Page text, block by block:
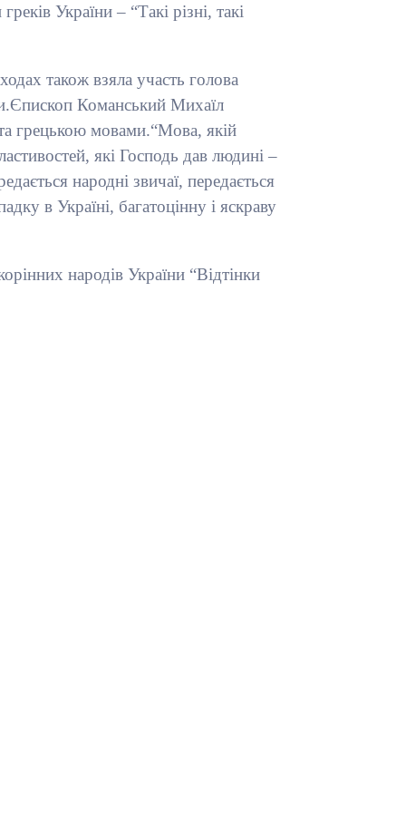
України – “Такі різні, такі
також взяла участь голова
Команський Михаїл
грецькою мовами.“Мова, якій
які Господь дав людині –
народні звичаї, передається
в Україні, багатоцінну і яскраву
народів України “Відтінки